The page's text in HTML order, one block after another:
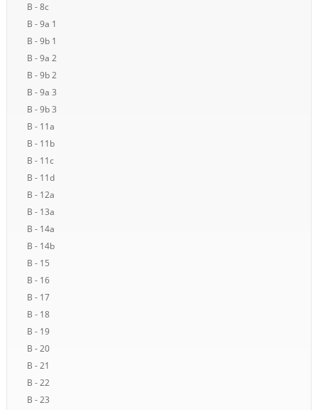
B - 8c
B - 9a 1
B - 9b 1
B - 9a 2
B - 9b 2
B - 9a 3
B - 9b 3
B - 11a
B - 11b
B - 11c
B - 11d
B - 12a
B - 13a
B - 14a
B - 14b
B - 15
B - 16
B - 17
B - 18
B - 19
B - 20
B - 21
B - 22
B - 23